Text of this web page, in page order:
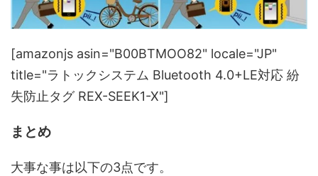
[amazonjs asin="B00BTMOO82" locale="JP"
title="ラトックシステム Bluetooth 4.0+LE対応 紛
失防止タグ REX-SEEK1-X"]
まとめ
大事な事は以下の3点です。